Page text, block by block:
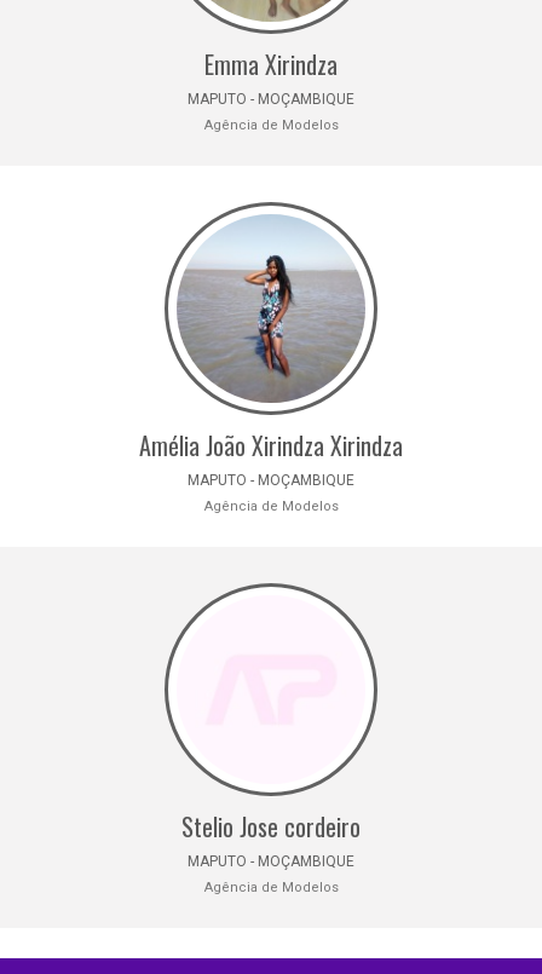
Emma Xirindza
MAPUTO - MOÇAMBIQUE
Agência de Modelos
Amélia João Xirindza Xirindza
MAPUTO - MOÇAMBIQUE
Agência de Modelos
Stelio Jose cordeiro
MAPUTO - MOÇAMBIQUE
Agência de Modelos